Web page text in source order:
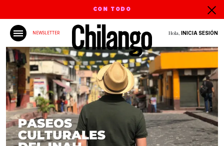
CON TODO
NEWSLETTER Hola, INICIA SESIÓN